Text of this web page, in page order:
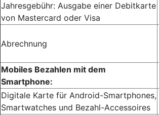
Jahresgebühr: Ausgabe einer Debitkarte
von Mastercard oder Visa
Abrechnung
Mobiles Bezahlen mit dem
Smartphone:
Digitale Karte für Android-Smartphones,
Smartwatches und Bezahl-Accessoires